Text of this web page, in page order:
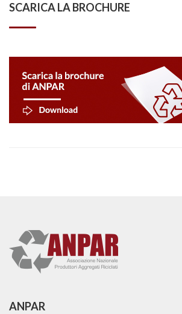
SCARICA LA BROCHURE
ANPAR